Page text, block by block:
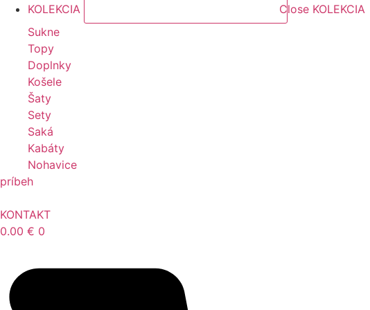
KOLEKCIA Close KOLEKCIA
Sukne
Topy
Doplnky
Košele
Šaty
Sety
Saká
Kabáty
Nohavice
príbeh
KONTAKT
0.00 € 0